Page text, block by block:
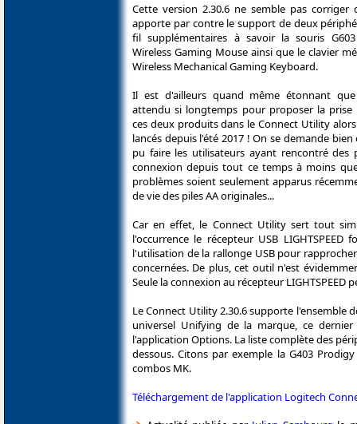
Cette version 2.30.6 ne semble pas corriger
apporte par contre le support de deux
fil supplémentaires à savoir la souris G603
Wireless Gaming Mouse ainsi que le clavier
Wireless Mechanical Gaming Keyboard.
Il est d'ailleurs quand même étonnant
attendu si longtemps pour proposer la prise
ces deux produits dans le Connect Utility
lancés depuis l'été 2017 ! On se demande
pu faire les utilisateurs ayant rencontré des
connexion depuis tout ce temps à moins
problèmes soient seulement apparus
de vie des piles AA originales...
Car en effet, le Connect Utility sert tout
l'occurrence le récepteur USB
l'utilisation de la rallonge USB pour
concernées. De plus, cet outil n'est
Seule la connexion au récepteur LIGHTSPEED
Le Connect Utility 2.30.6 supporte l'ensemble
universel Unifying de la marque, ce
l'application Options. La liste complète des
dessous. Citons par exemple la G403
combos MK.
Téléchargement de l'application Logitech